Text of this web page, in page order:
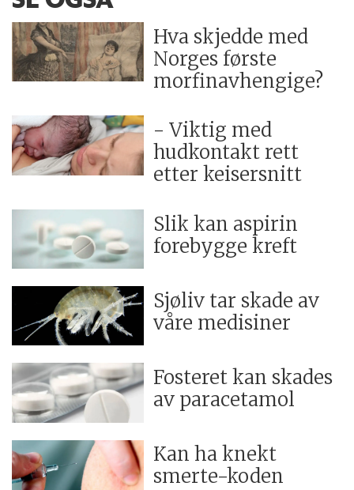
Hva skjedde med
Norges første
morfinavhengige?
- Viktig med
hudkontakt rett
etter keisersnitt
Slik kan aspirin
forebygge kreft
Sjøliv tar skade av
våre medisiner
Fosteret kan skades
av paracetamol
Kan ha knekt
smerte-koden